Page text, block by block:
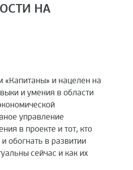
НА
«Капитаны» и нацелен на
и умения в области
управление
в проекте и тот, кто
обогнать в развитии
сейчас и как их